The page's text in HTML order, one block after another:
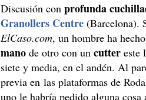
Discusión conprofunda
Granollers Centre (Barcelona).
ElCaso.com, un hombre ha
mano de otro con uncutter este
siete y media, en el andén. Al
previa en las plataformas de
uno le habría pedido alguna